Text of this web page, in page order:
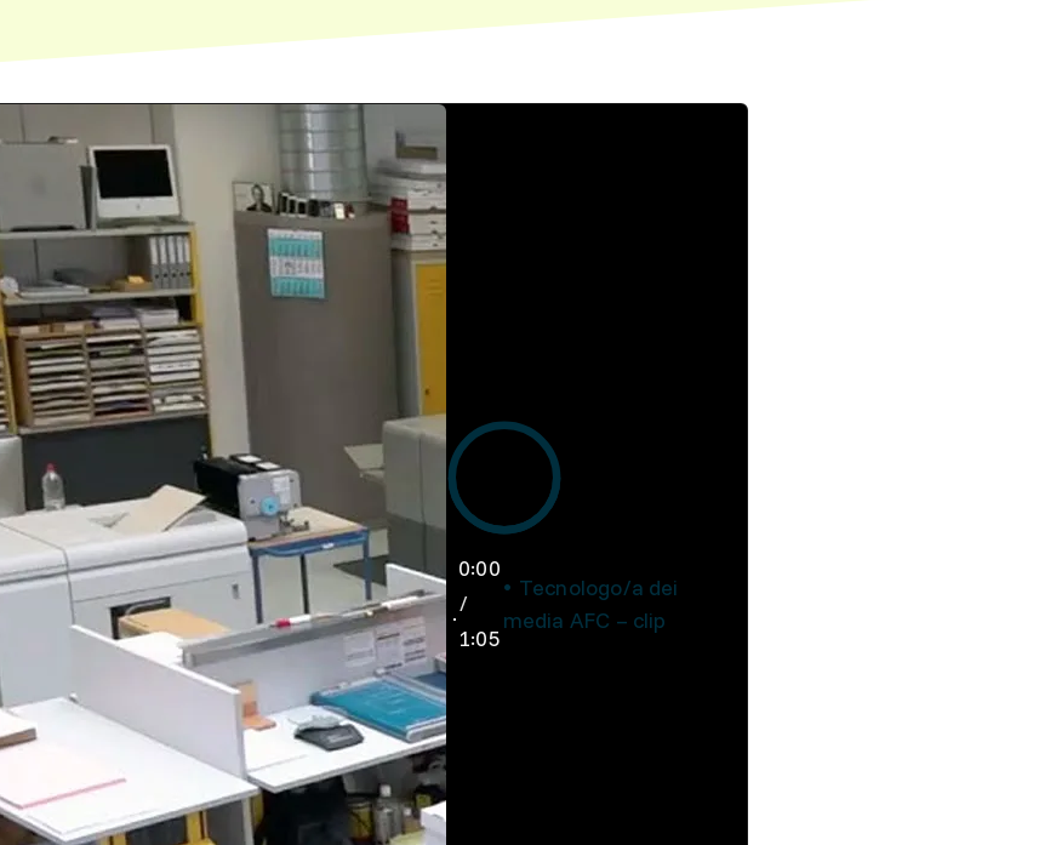
0:00
/
1:05
Tecnologo/a dei
media AFC – clip